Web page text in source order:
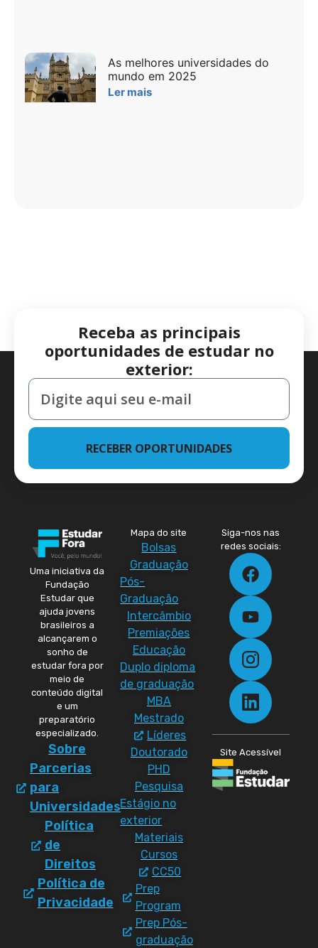
As melhores universidades do
mundo em 2025
Ler mais
Receba as principais
oportunidades de estudar no
exterior:
RECEBER OPORTUNIDADES
Uma iniciativa da
Fundação
Estudar que
ajuda jovens
brasileiros a
alcançarem o
sonho de
estudar fora por
meio de
conteúdo digital
e um
preparatório
especializado.
Sobre
Parcerias
para
Universidades
Política
de
Direitos
Política de
Privacidade
Mapa do site
Bolsas
Graduação
Pós-
Graduação
Intercâmbio
Premiações
Educação
Duplo diploma
de graduação
MBA
Mestrado
Líderes
Doutorado
PHD
Pesquisa
Estágio no
exterior
Materiais
Cursos
CC50
Prep
Program
Prep Pós-
graduação
Siga-nos nas
redes sociais:
Site Acessível